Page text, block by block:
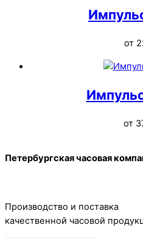
от
от
To
Петербургская часовая
Производство и поставка
качественной часовой